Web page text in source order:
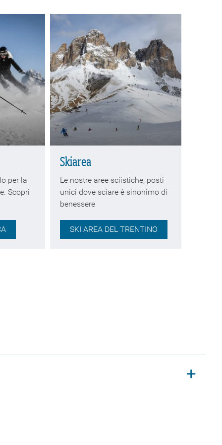
per la
Scopri
Skiarea
Le nostre aree sciistiche, posti
unici dove sciare è sinonimo di
benessere
SKI AREA DEL TRENTINO